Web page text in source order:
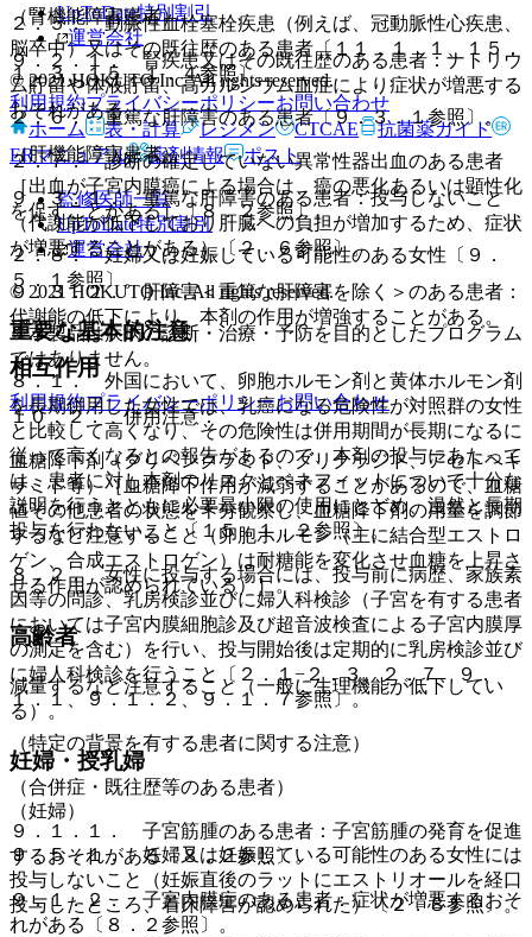
（腎機能障害患者）
９．２．１． 腎疾患又はその既往歴のある患者：ナトリウ
ム貯留や体液貯留、高カルシウム血症により症状が増悪する
おそれがある。
（肝機能障害患者）
９．３．１． 重篤な肝障害のある患者：投与しないこと
（代謝能が低下しており肝臓への負担が増加するため、症状
が増悪することがある）〔２．６参照〕。
９．３．２． 肝障害＜重篤な肝障害を除く＞のある患者：
代謝能の低下により、本剤の作用が増強することがある。
相互作用
１０．２． 併用注意：
血糖降下剤（グリベンクラミド、グリクラジド、アセトヘキ
サミド等）［血糖降下作用が減弱することがあるので、血糖
値その他患者の状態を十分観察し、血糖降下剤の用量を調節
するなど注意すること（卵胞ホルモン（主に結合型エストロ
ゲン、合成エストロゲン）は耐糖能を変化させ血糖を上昇さ
せる作用が認められている）］。
高齢者
減量するなど注意すること（一般に生理機能が低下してい
る）。
妊婦・授乳婦
（妊婦）
９．５．１． 妊婦又は妊娠している可能性のある女性には
投与しないこと（妊娠直後のラットにエストリオールを経口
投与したところ、着床障害が認められた）〔２．８参照〕。
２．５． 動脈性血栓塞栓疾患（例えば、冠動脈性心疾患、
脳卒中）又はその既往歴のある患者〔１１．１．１、１５．
１．３、１５．１．４参照〕。
２．６． 重篤な肝障害のある患者〔９．３．１参照〕。
２．７． 診断の確定していない異常性器出血のある患者
［出血が子宮内膜癌による場合は、癌の悪化あるいは顕性化
を促すことがある］〔８．２参照〕。
２．８． 妊婦又は妊娠している可能性のある女性〔９．
５．１参照〕。
重要な基本的注意
８．１． 外国において、卵胞ホルモン剤と黄体ホルモン剤
を長期併用した女性では、乳癌になる危険性が対照群の女性
と比較して高くなり、その危険性は併用期間が長期になるに
従って高くなるとの報告があるので、本剤の投与にあたって
は、患者に対し本剤のリスクとベネフィットについて十分な
説明を行うとともに必要最小限の使用にとどめ、漫然と長期
投与を行わないこと〔１５．１．２参照〕。
８．２． 女性に投与する場合には、投与前に病歴、家族素
因等の問診、乳房検診並びに婦人科検診（子宮を有する患者
においては子宮内膜細胞診及び超音波検査による子宮内膜厚
の測定を含む）を行い、投与開始後は定期的に乳房検診並び
に婦人科検診を行うこと〔２．１−２．３、２．７、９．
１．１、９．１．２、９．１．７参照〕。
（特定の背景を有する患者に関する注意）
（合併症・既往歴等のある患者）
９．１．１． 子宮筋腫のある患者：子宮筋腫の発育を促進
するおそれがある〔８．２参照〕。
９．１．２． 子宮内膜症のある患者：症状が増悪するおそ
れがある〔８．２参照〕。
UpToDate特別割引
運営会社
© 2021 HOKUTO Inc. All rights reserved.
利用規約プライバシーポリシーお問い合わせ
ホーム
表・計算 レジメン CTCAE
抗菌薬ガイド
ERマニュアル
薬剤情報 ポスト
監修医師一覧
UpToDate特別割引
運営会社
© 2021 HOKUTO Inc. All rights reserved.
※本製品は疾病の診断・治療・予防を目的としたプログラム
ではありません。
利用規約プライバシーポリシーお問い合わせ